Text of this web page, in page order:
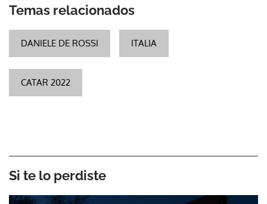
Temas relacionados
DANIELE DE ROSSI ITALIA
CATAR 2022
Si te lo perdiste